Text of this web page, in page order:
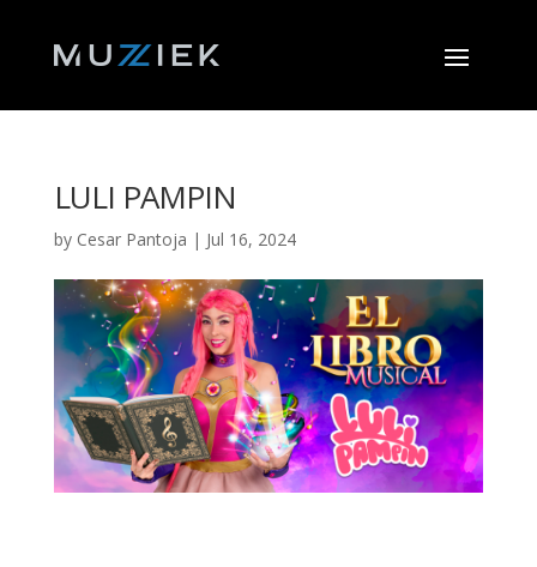
LULI PAMPIN
by Cesar Pantoja | Jul 16, 2024